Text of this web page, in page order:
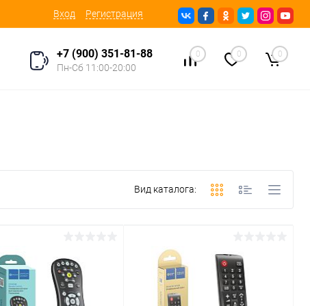
Вход Регистрация
+7 (900) 351-81-88
Пн-Сб 11:00-20:00
0 0 0
Вид каталога: